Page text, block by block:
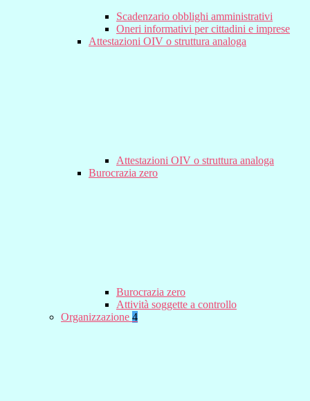
Scadenzario obblighi amministrativi
Oneri informativi per cittadini e imprese
Attestazioni OIV o struttura analoga
Attestazioni OIV o struttura analoga
Burocrazia zero
Burocrazia zero
Attività soggette a controllo
Organizzazione 4